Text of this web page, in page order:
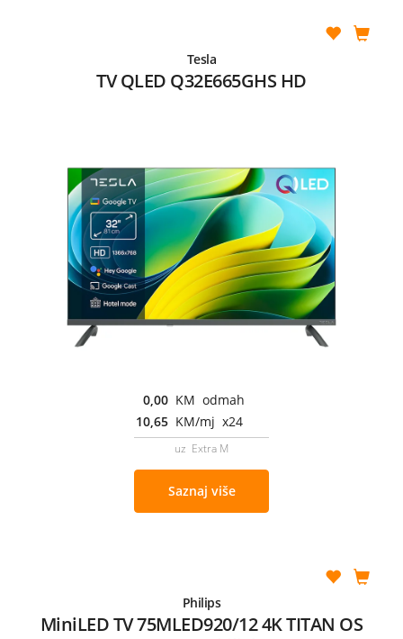
Tesla
TV QLED Q32E665GHS HD
0,00 KM odmah
10,65 KM/mj x24
uz Extra M
Saznaj više
Philips
MiniLED TV 75MLED920/12 4K TITAN OS